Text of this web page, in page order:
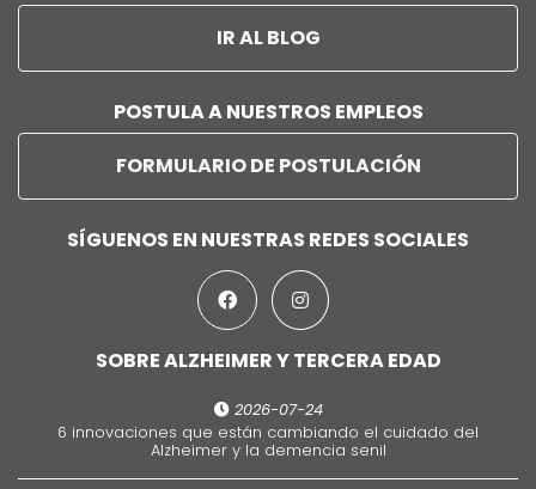
IR AL BLOG
POSTULA A NUESTROS EMPLEOS
FORMULARIO DE POSTULACIÓN
SÍGUENOS EN NUESTRAS REDES SOCIALES
SOBRE ALZHEIMER Y TERCERA EDAD
2026-07-24
6 innovaciones que están cambiando el cuidado del
Alzheimer y la demencia senil